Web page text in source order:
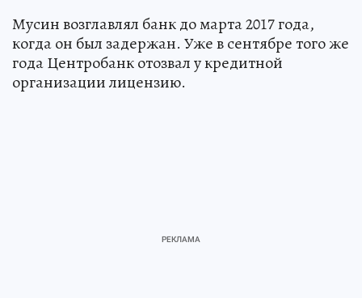
Мусин возглавлял банк до марта 2017 года,
когда он был задержан. Уже в сентябре того же
года Центробанк отозвал у кредитной
организации лицензию.